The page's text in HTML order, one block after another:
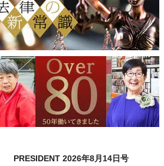
PRESIDENT 2026年8月14日号